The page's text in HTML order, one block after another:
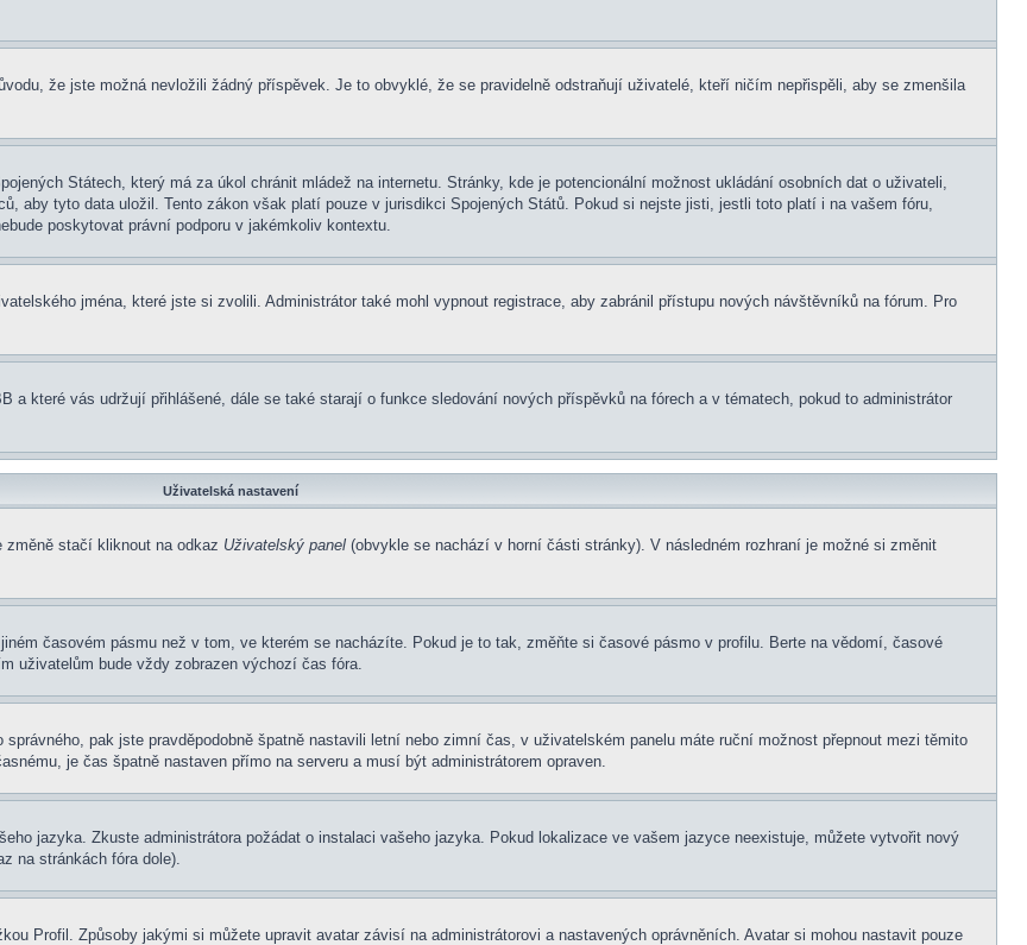
že jste možná nevložili žádný příspěvek. Je to obvyklé, že se pravidelně odstraňují uživatelé, kteří ničím nepřispěli, aby se zmenšila
Státech, který má za úkol chránit mládež na internetu. Stránky, kde je potencionální možnost ukládání osobních dat o uživateli,
aby tyto data uložil. Tento zákon však platí pouze v jurisdikci Spojených Států. Pokud si nejste jisti, jestli toto platí i na vašem fóru,
poskytovat právní podporu v jakémkoliv kontextu.
jména, které jste si zvolili. Administrátor také mohl vypnout registrace, aby zabránil přístupu nových návštěvníků na fórum. Pro
a které vás udržují přihlášené, dále se také starají o funkce sledování nových příspěvků na fórech a v tématech, pokud to administrátor
Uživatelská nastavení
změně stačí kliknout na odkaz Uživatelský panel (obvykle se nachází v horní části stránky). V následném rozhraní je možné si změnit
časovém pásmu než v tom, ve kterém se nacházíte. Pokud je to tak, změňte si časové pásmo v profilu. Berte na vědomí, časové
uživatelům bude vždy zobrazen výchozí čas fóra.
pak jste pravděpodobně špatně nastavili letní nebo zimní čas, v uživatelském panelu máte ruční možnost přepnout mezi těmito
je čas špatně nastaven přímo na serveru a musí být administrátorem opraven.
jazyka. Zkuste administrátora požádat o instalaci vašeho jazyka. Pokud lokalizace ve vašem jazyce neexistuje, můžete vytvořit nový
na stránkách fóra dole).
Profil. Způsoby jakými si můžete upravit avatar závisí na administrátorovi a nastavených oprávněních. Avatar si mohou nastavit pouze